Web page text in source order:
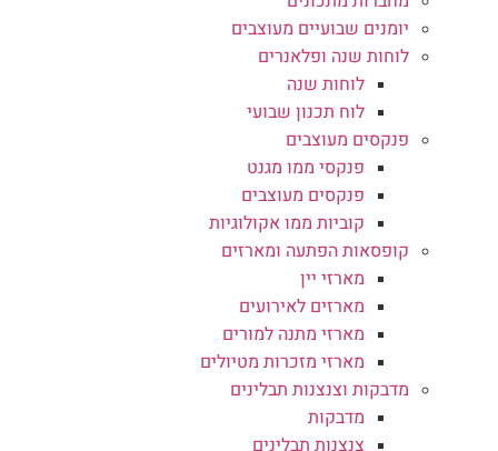
יומנים שבועיים מעוצבים
לוחות שנה ופלאנרים
לוחות שנה
לוח תכנון שבועי
פנקסים מעוצבים
פנקסי ממו מגנט
פנקסים מעוצבים
קוביות ממו אקולוגיות
קופסאות הפתעה ומארזים
מארזי יין
מארזים לאירועים
מארזי מתנה למורים
מארזי מזכרות מטיולים
מדבקות וצנצנות תבלינים
מדבקות
צנצנות תבלינים